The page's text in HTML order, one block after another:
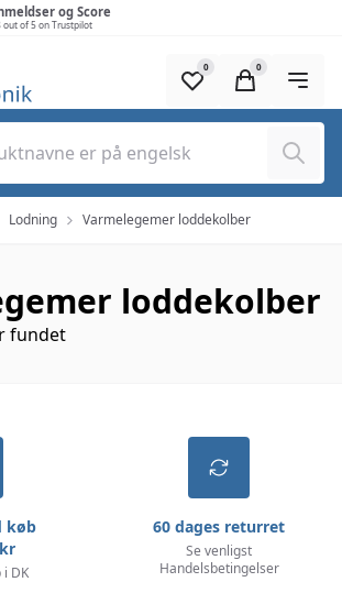
(tryk på Enter)
og Score
out of 5 on Trustpilot
Søg
0 0
Lodning Varmelegemer loddekolber
loddekolber
fundet
køb
DK
60 dages returret
Se venligst
Handelsbetingelser